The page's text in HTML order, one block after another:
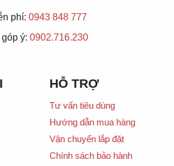
phí: 0943 848 777
ý: 0902.716.230
HỖ TRỢ
Tư vấn tiêu dùng
Hướng dẫn mua hàng
Vận chuyển lắp đặt
Chính sách bảo hành